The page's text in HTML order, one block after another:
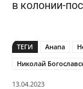
в колонии-
ТЕГИ Анапа
Николай
13.04.2023